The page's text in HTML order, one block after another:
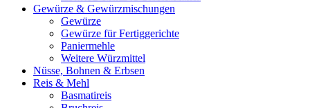
Gewürze & Gewürzmischungen
Gewürze
Gewürze für Fertiggerichte
Paniermehle
Weitere Würzmittel
Nüsse, Bohnen & Erbsen
Reis & Mehl
Basmatireis